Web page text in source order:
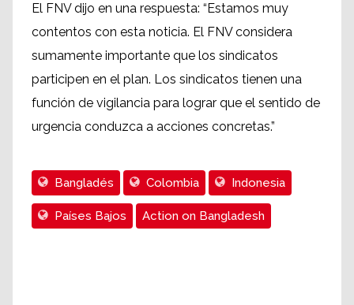
El FNV dijo en una respuesta: “Estamos muy
contentos con esta noticia. El FNV considera
sumamente importante que los sindicatos
participen en el plan. Los sindicatos tienen una
función de vigilancia para lograr que el sentido de
urgencia conduzca a acciones concretas.”
Bangladés Colombia Indonesia
Países Bajos Action on Bangladesh